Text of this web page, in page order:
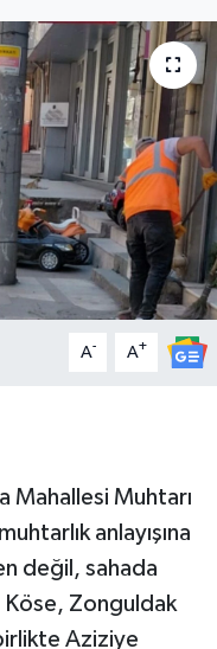
A- A+
Mahallesi Muhtarı
anlayışına
değil, sahada
Köse, Zonguldak
Aziziye